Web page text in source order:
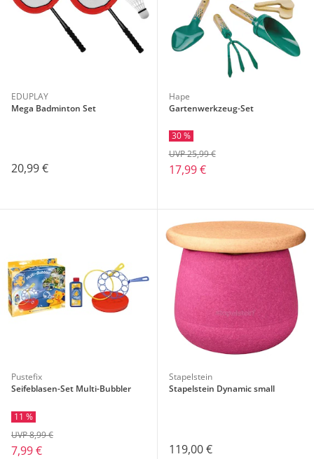
EDUPLAY
Mega Badminton Set
20,99 €
Hape
Gartenwerkzeug-Set
30 %
17,99 €
UVP 25,99 €
Pustefix
Seifeblasen-Set Multi-Bubbler
11 %
7,99 €
UVP 8,99 €
Stapelstein
Stapelstein Dynamic small
119,00 €